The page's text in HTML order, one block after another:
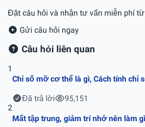
Đặt câu hỏi và nhận tư vấn miễn phí
Gửi câu hỏi ngay
Câu hỏi liên quan
1
Chỉ số mỡ cơ thể là gì, Cách tính chỉ
Đã trả lời
95,151
2
Mất tập trung, giảm trí nhớ nên làm gì